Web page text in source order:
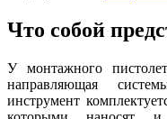
Что собой
У монтажного
направляющая
инструмент